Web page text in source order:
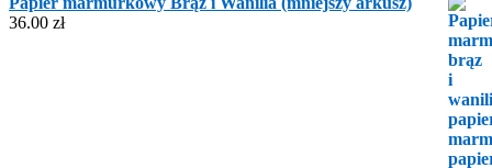
36.00 zł